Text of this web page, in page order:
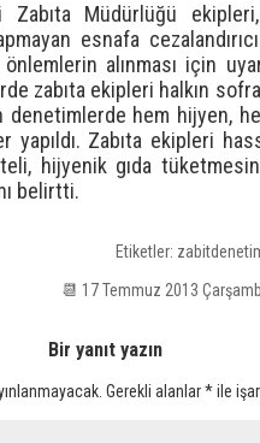
Zabıta Müdürlüğü
esnafa
alınması için
zabıta ekipleri halkın
denetimlerde hem hijyen,
yapıldı. Zabıta ekipleri
hijyenik gıda
belirtti.
Etiketler:
📆 17 Temmuz 2013
Bir yanıt yazın
Gerekli alanlar*ile